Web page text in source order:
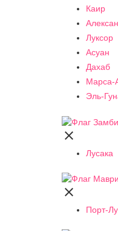
Каир
Луксор
Асуан
Дахаб
Марса-
Эль-

Лусака

Порт-